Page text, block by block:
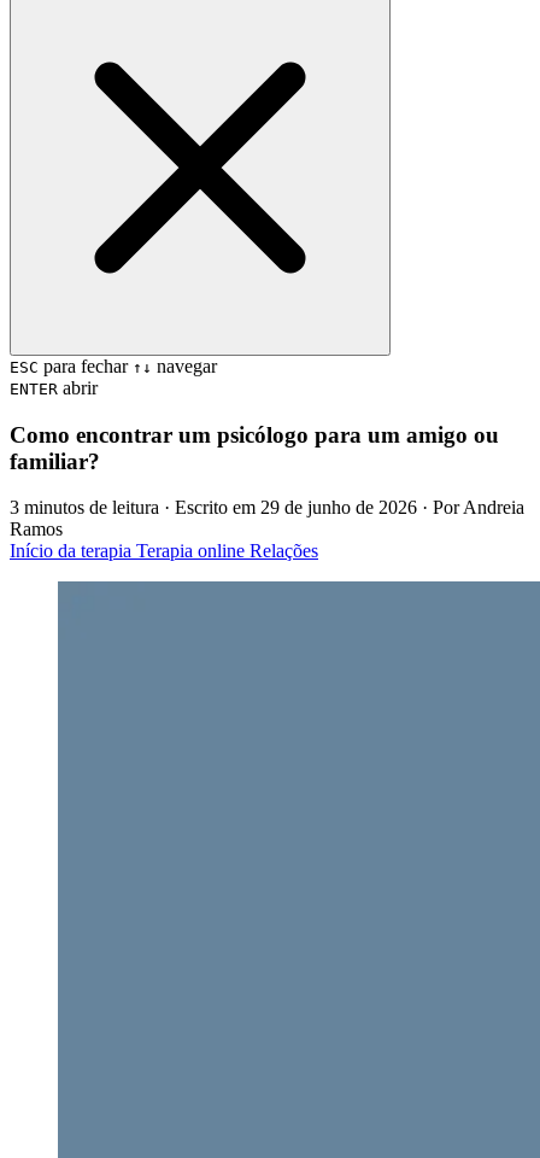
ESC para fechar ↑↓ navegar
ENTER abrir
Como encontrar um psicólogo para um amigo ou
familiar?
3 minutos de leitura · Escrito em 29 de junho de 2026 · PorAndreia
Ramos
Início da terapia Terapia online Relações